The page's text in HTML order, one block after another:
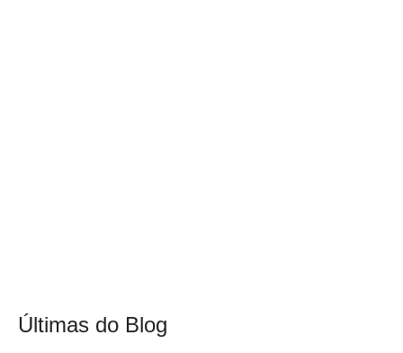
Últimas do Blog